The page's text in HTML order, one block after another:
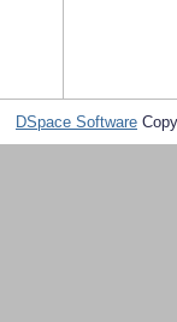
DSpace Software